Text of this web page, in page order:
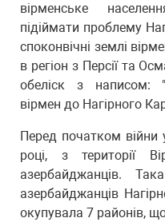
вірменське
підіймати проблему
споконвічні землі
в регіон з Персії та
обеліск з написом:
вірмен до Нагірного
Перед початком війни
році, з території
азербайджанців.
азербайджанців
окупувала 7 районів,